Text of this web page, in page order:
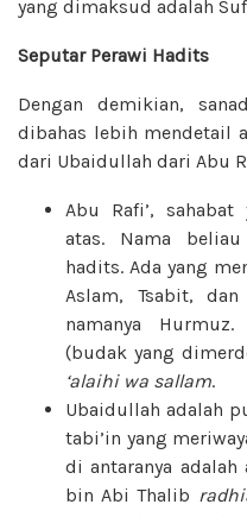
yang dimaksud adalah
Seputar Perawi Hadits
Dengan demikian,
dibahas lebih mendetail
dari Ubaidullah dari Abu
Abu Rafi’,
atas. Nama
hadits. Ada yang
Aslam, Tsabit,
namanya
(budak yang
‘alaihi wa sallam.
Ubaidullah adalah
tabi’in yang
di antaranya adalah
bin Abi Thalib